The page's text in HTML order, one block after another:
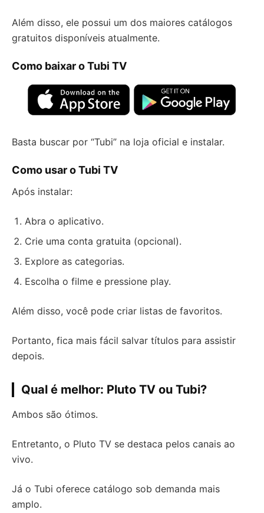
Além disso, ele possui um dos maiores catálogos
gratuitos disponíveis atualmente.
Como baixar o Tubi TV
Basta buscar por “Tubi” na loja oficial e instalar.
Como usar o Tubi TV
Após instalar:
Abra o aplicativo.
Crie uma conta gratuita (opcional).
Explore as categorias.
Escolha o filme e pressione play.
Além disso, você pode criar listas de favoritos.
Portanto, fica mais fácil salvar títulos para assistir
depois.
Qual é melhor: Pluto TV ou Tubi?
Ambos são ótimos.
Entretanto, o Pluto TV se destaca pelos canais ao
vivo.
Já o Tubi oferece catálogo sob demanda mais
amplo.